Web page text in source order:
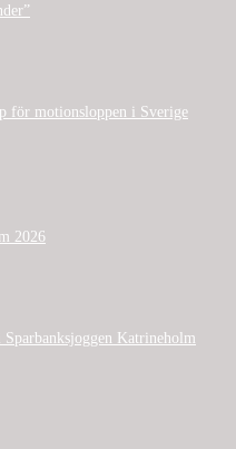
för motionsloppen i Sverige
2026
Katrineholm